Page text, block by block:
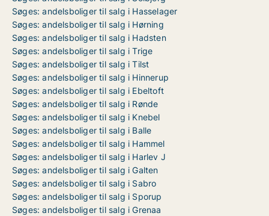
Søges: andelsboliger til salg i Hasselager
Søges: andelsboliger til salg i Hørning
Søges: andelsboliger til salg i Hadsten
Søges: andelsboliger til salg i Trige
Søges: andelsboliger til salg i Tilst
Søges: andelsboliger til salg i Hinnerup
Søges: andelsboliger til salg i Ebeltoft
Søges: andelsboliger til salg i Rønde
Søges: andelsboliger til salg i Knebel
Søges: andelsboliger til salg i Balle
Søges: andelsboliger til salg i Hammel
Søges: andelsboliger til salg i Harlev J
Søges: andelsboliger til salg i Galten
Søges: andelsboliger til salg i Sabro
Søges: andelsboliger til salg i Sporup
Søges: andelsboliger til salg i Grenaa